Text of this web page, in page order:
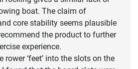
boat. The claim of
core stability seems plausible
the product to further
experience.
‘feet’ into the slots on the